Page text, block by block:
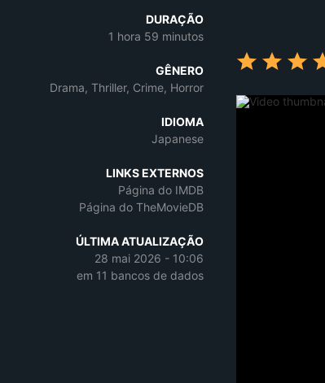
DURAÇÃO
1 hora 59 minutos
GÊNERO
Drama, Thriller, Crime, Horror
IDIOMA
Japanese
LINKS EXTERNOS
Página do IMDB
Página do TheMovieDB
ÚLTIMA ATUALIZAÇÃO
28 mai 2026 - 10:06
em 11 bancos de dados